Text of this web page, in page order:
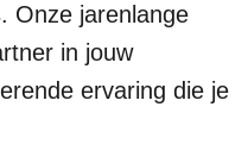
Onze jarenlange
in jouw
ervaring die je